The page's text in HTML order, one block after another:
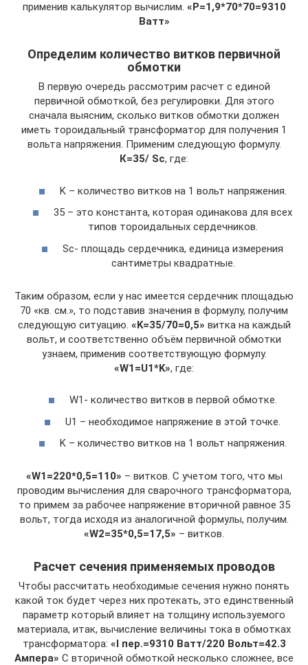
применив калькулятор вычислим. «P=1,9*70*70=9310
Ватт»
Определим количество витков первичной
обмотки
В первую очередь рассмотрим расчет с единой
первичной обмоткой, без регулировки. Для этого
сначала выясним, сколько витков обмотки должен
иметь тороидальный трансформатор для получения 1
вольта напряжения. Применим следующую формулу.
К=35/ Sc, где:
K – количество витков на 1 вольт напряжения.
35 – это константа, которая одинакова для всех
типов тороидальных сердечников.
Sc- площадь сердечника, единица измерения
сантиметры квадратные.
Таким образом, если у нас имеется сердечник площадью
70 «кв. см.», то подставив значения в формулу, получим
следующую ситуацию. «K=35/70=0,5» витка на каждый
вольт, и соответственно объём первичной обмотки
узнаем, применив соответствующую формулу.
«W1=U1*K», где:
W1- количество витков в первой обмотке.
U1 – необходимое напряжение в этой точке.
K – количество витков на 1 вольт напряжения.
«W1=220*0,5=110» – витков. С учетом того, что мы
проводим вычисления для сварочного трансформатора,
то примем за рабочее напряжение вторичной равное 35
вольт, тогда исходя из аналогичной формулы, получим.
«W2=35*0,5=17,5» – витков.
Расчет сечения применяемых проводов
Чтобы рассчитать необходимые сечения нужно понять
какой ток будет через них протекать, это единственный
параметр который влияет на толщину используемого
материала, итак, вычисление величины тока в обмотках
трансформатора: «I пер.=9310 Ватт/220 Вольт=42.3
Ампера» С вторичной обмоткой несколько сложнее, все